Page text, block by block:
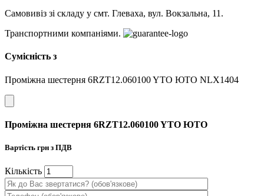
Самовивіз зі складу у смт. Глеваха, вул. Вокзальна, 11.
Транспортними компаніями.
Сумісність з
Проміжна шестерня 6RZT12.060100 YTO ЮТО NLX1404
Проміжна шестерня 6RZT12.060100 YTO ЮТО
Вартість грн з ПДВ
Кiлькiсть